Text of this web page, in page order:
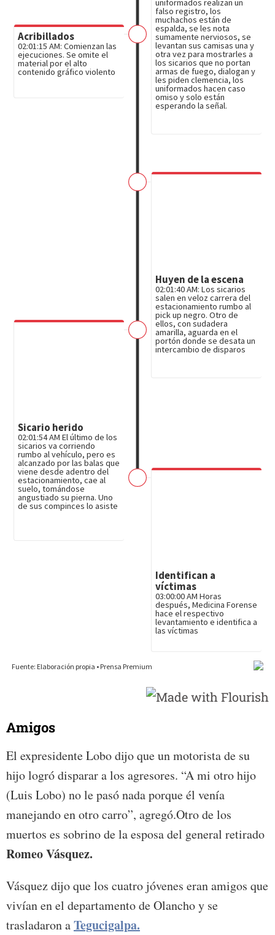
Amigos
El expresidente Lobo dijo que un motorista de su
hijo logró disparar a los agresores. “A mi otro hijo
(Luis Lobo) no le pasó nada porque él venía
manejando en otro carro”, agregó.Otro de los
muertos es sobrino de la esposa del general retirado
Romeo Vásquez.
Vásquez dijo que los cuatro jóvenes eran amigos que
vivían en el departamento de Olancho y se
trasladaron aTegucigalpa.